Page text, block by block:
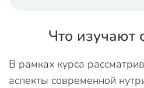
Что изучают
В рамках курса
аспекты современной